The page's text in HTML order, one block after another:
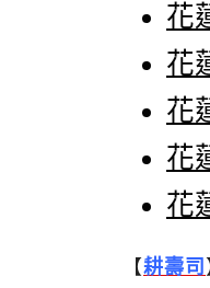
花
花
花
花
花
【耕壽司